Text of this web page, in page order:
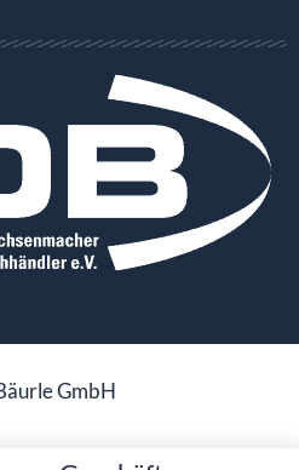
GmbH